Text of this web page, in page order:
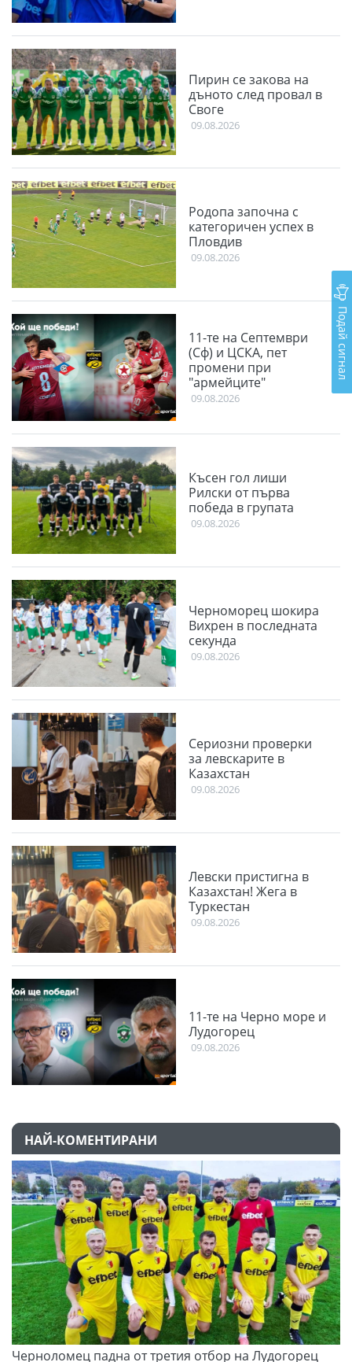
Пирин се закова на
дъното след провал в
Своге
09.08.2026
Родопа започна с
категоричен успех в
Пловдив
09.08.2026
11-те на Септември
(Сф) и ЦСКА, пет
промени при
"армейците"
09.08.2026
Късен гол лиши
Рилски от първа
победа в групата
09.08.2026
Черноморец шокира
Вихрен в последната
секунда
09.08.2026
Сериозни проверки
за левскарите в
Казахстан
09.08.2026
Левски пристигна в
Казахстан! Жега в
Туркестан
09.08.2026
11-те на Черно море и
Лудогорец
09.08.2026
НАЙ-КОМЕНТИРАНИ
Черноломец падна от третия отбор на Лудогорец
Подай сигнал